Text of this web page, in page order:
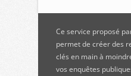
Ce service proposé
permet de créer des
clés en main à
vos enquêtes